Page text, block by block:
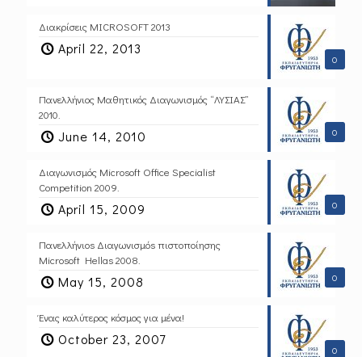
0
Διακρίσεις MICROSOFT 2013
April 22, 2013
0
Πανελλήνιος Μαθητικός Διαγωνισμός “ΛΥΣΙΑΣ”
2010.
June 14, 2010
0
Διαγωνισμός Microsoft Office Specialist
Competition 2009.
April 15, 2009
0
Πανελλήνιοs Διαγωνισμόs πιστοποίησης
Microsoft Hellas 2008.
May 15, 2008
0
Ένας καλύτερος κόσμος για μένα!
October 23, 2007